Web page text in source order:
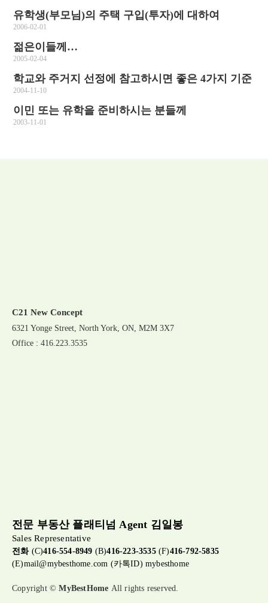
유학생(부모님)의 주택 구입(투자)에 대하여
2006-02-01
젊은이들께…
2005-02-04
학교와 주거지 선정에 참고하시면 좋은 4가지 기준
2004-11-10
이민 또는 유학을 준비하시는 분들께
2003-11-01
C21 New Concept
6321 Yonge Street, North York, ON, M2M 3X7
Office : 416.223.3535
전문 부동산 플래티넘 Agent 김일봉
Sales Representative
전화(C)416-554-8949 (B)416-223-3535(F)416-792-5835
(E)mail@mybesthome.com (카톡ID) mybesthome
Copyright ©MyBestHome All rights reserved.